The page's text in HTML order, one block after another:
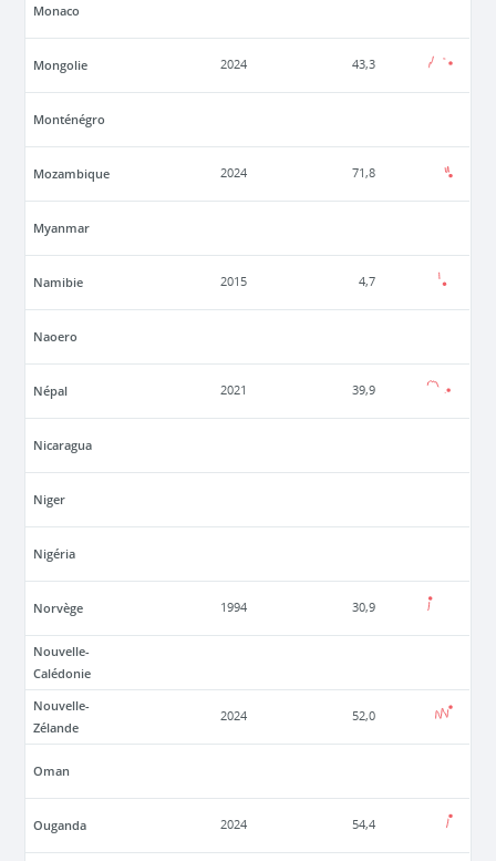
Monaco
Mongolie 2024 43,3
Monténégro
Mozambique 2024 71,8
Myanmar
Namibie 2015 4,7
Naoero
Népal 2021 39,9
Nicaragua
Niger
Nigéria
Norvège 1994 30,9
Nouvelle-
Calédonie
Nouvelle-
Zélande
2024 52,0
Oman
Ouganda 2024 54,4